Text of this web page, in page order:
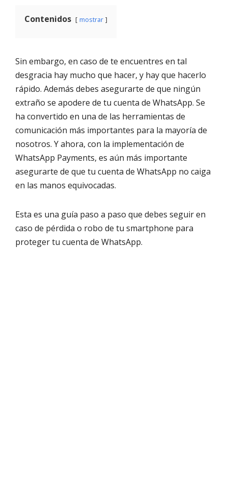
Contenidos mostrar
Sin embargo, en caso de te encuentres en tal
desgracia hay mucho que hacer, y hay que hacerlo
rápido. Además debes asegurarte de que ningún
extraño se apodere de tu cuenta de WhatsApp. Se
ha convertido en una de las herramientas de
comunicación más importantes para la mayoría de
nosotros. Y ahora, con la implementación de
WhatsApp Payments, es aún más importante
asegurarte de que tu cuenta de WhatsApp no caiga
en las manos equivocadas.
Esta es una guía paso a paso que debes seguir en
caso de pérdida o robo de tu smartphone para
proteger tu cuenta de WhatsApp.